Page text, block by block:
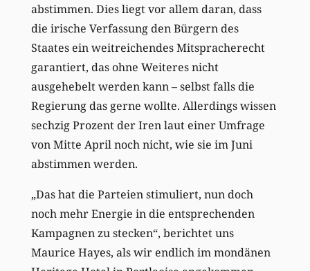
abstimmen. Dies liegt vor allem daran, dass
die irische Verfassung den Bürgern des
Staates ein weitreichendes Mitspracherecht
garantiert, das ohne Weiteres nicht
ausgehebelt werden kann – selbst falls die
Regierung das gerne wollte. Allerdings wissen
sechzig Prozent der Iren laut einer Umfrage
von Mitte April noch nicht, wie sie im Juni
abstimmen werden.
„Das hat die Parteien stimuliert, nun doch
noch mehr Energie in die entsprechenden
Kampagnen zu stecken“, berichtet uns
Maurice Hayes, als wir endlich im mondänen